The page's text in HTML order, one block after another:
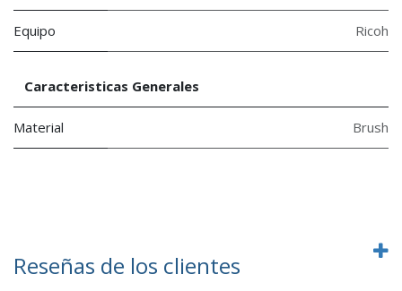
Equipo Ricoh
Caracteristicas Generales
Material Brush
Reseñas de los clientes